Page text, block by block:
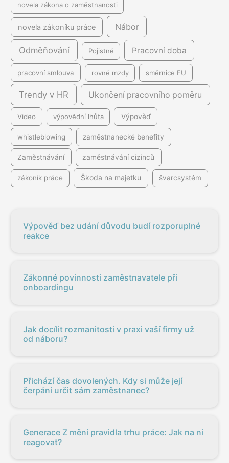
novela zákona o zaměstnanosti
novela zákoníku práce Nábor
Odměňování Pojistné Pracovní doba
pracovní smlouva rovné mzdy směrnice EU
Trendy v HR Ukončení pracovního poměru
Video výpovědní lhůta Výpověď
whistleblowing zaměstnanecké benefity
Zaměstnávání zaměstnávání cizinců
zákoník práce Škoda na majetku švarcsystém
Výpověď bez udání důvodu budí rozporuplné
reakce
Zákonné povinnosti zaměstnavatele při
onboardingu
Jak docílit rozmanitosti v praxi vaší firmy už
od náboru?
Přichází čas dovolených. Kdy si může její
čerpání určit sám zaměstnanec?
Generace Z mění pravidla trhu práce: Jak na ni
reagovat?